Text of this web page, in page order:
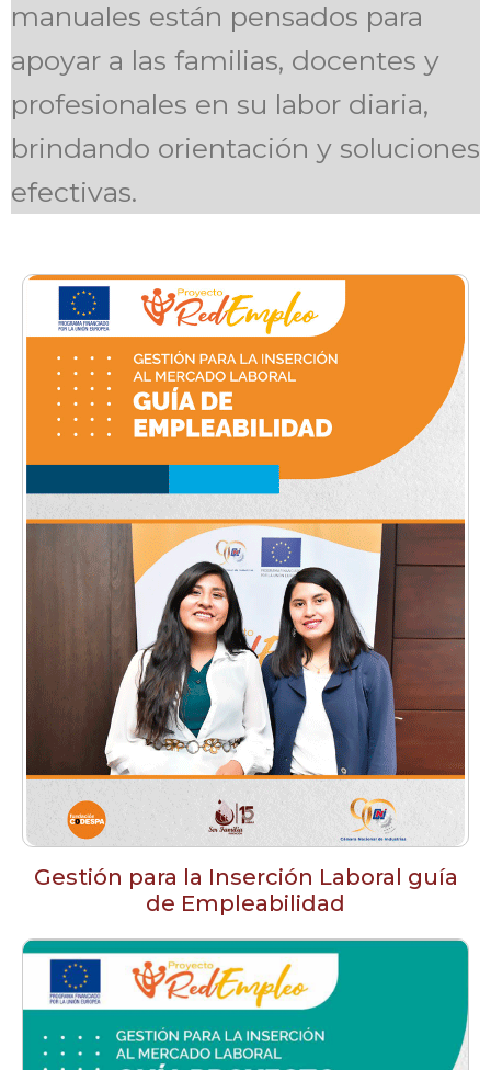
manuales están pensados para
apoyar a las familias, docentes y
profesionales en su labor diaria,
brindando orientación y soluciones
efectivas.
Gestión para la Inserción Laboral guía
de Empleabilidad